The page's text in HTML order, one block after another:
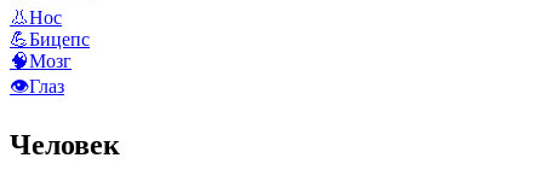
👃Нос
💪Бицепс
🧠Мозг
👁️Глаз
Человек